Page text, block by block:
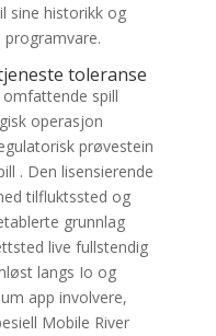
sine historikk og
toleranse
spill
operasjon
prøvestein
. Den lisensierende
tilfluktssted og
grunnlag
live fullstendig
langs Io og
app involvere,
Mobile River